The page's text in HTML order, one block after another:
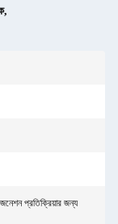
,
প্রতিক্রিয়ার জন্য